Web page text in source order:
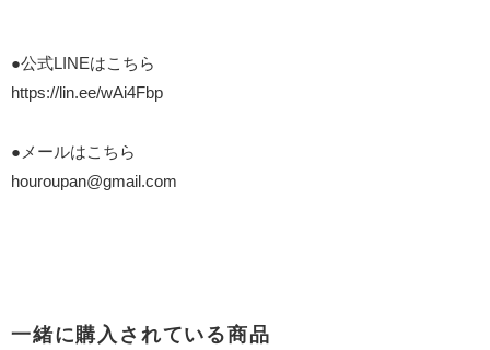
●公式LINEはこちら
https://lin.ee/wAi4Fbp
●メールはこちら
houroupan@gmail.com
一緒に購入されている商品